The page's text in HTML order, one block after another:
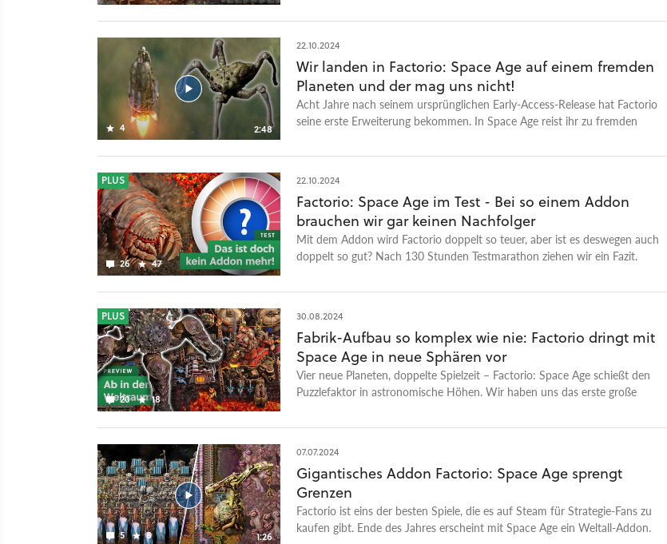
4 2:48
22.10.2024
Wir landen in Factorio: Space Age auf einem fremden
Planeten und der mag uns nicht!
Acht Jahre nach seinem ursprünglichen Early-Access-Release hat Factorio
seine erste Erweiterung bekommen. In Space Age reist ihr zu fremden
Herausforderungen stellen, die am Ende alle an einem Punkt
Transportsystem auf, das sich, wie könnte es anders sein, selbstverständlich
vollständig automatisieren lässt. Was Neulinge und Veteranen sonst noch
so vom Addon erwarten können und wie viel Spaß das Ganze macht,
erfahrt ihr in unserem ausführlichen Test. Factorio: Space Age ist am 22.
Oktober 2024 für Windows, Mac und Linux erschienen. Das Hauptspiel
Zertifizierungsverfahren und der anspruchsvoller gewordenen Technik steht
26 47
PLUS 22.10.2024
Factorio: Space Age im Test - Bei so einem Addon
brauchen wir gar keinen Nachfolger
Mit dem Addon wird Factorio doppelt so teuer, aber ist es deswegen auch
doppelt so gut? Nach 130 Stunden Testmarathon ziehen wir ein Fazit.
20 18
PLUS 30.08.2024
Fabrik-Aufbau so komplex wie nie: Factorio dringt mit
Space Age in neue Sphären vor
Vier neue Planeten, doppelte Spielzeit – Factorio: Space Age schießt den
Puzzlefaktor in astronomische Höhen. Wir haben uns das erste große
5 8 1:26
07.07.2024
Gigantisches Addon Factorio: Space Age sprengt
Grenzen
Factorio ist eins der besten Spiele, die es auf Steam für Strategie-Fans zu
kaufen gibt. Ende des Jahres erscheint mit Space Age ein Weltall-Addon.